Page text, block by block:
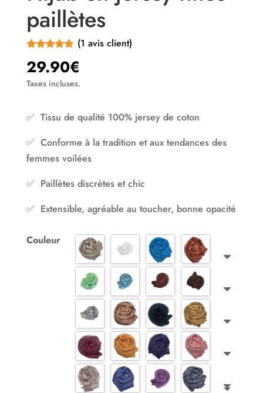
paillètes
sur 5
basé sur
notation client
(1 avis client)
29.90€
Taxes incluses.
✅ Tissu de qualité 100% jersey de coton
✅ Conforme à la tradition et aux tendances des
femmes voilées
✅ Paillètes discrètes et chic
✅ Extensible, agréable au toucher, bonne opacité
Couleur